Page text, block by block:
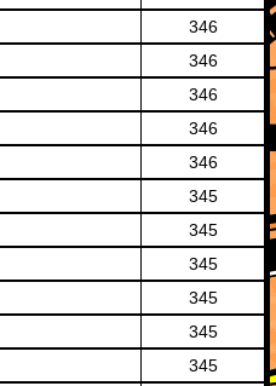
346
346
346
346
346
345
345
345
345
345
345